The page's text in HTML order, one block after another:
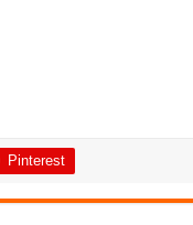
Pinterest